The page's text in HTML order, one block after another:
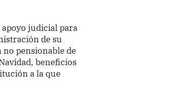
apoyo judicial para
de su
pensionable de
beneficios
a la que